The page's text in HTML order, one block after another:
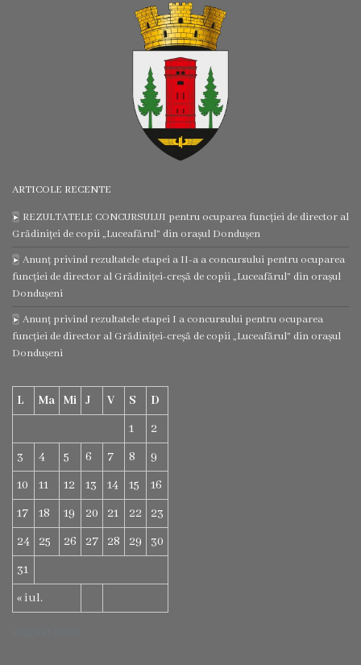
certificatelor
Modele
de
cereri
Media
Video
Contacte
ARTICOLE RECENTE
REZULTATELE CONCURSULUI pentru ocuparea funcției de director al
Grădiniței de copii „Luceafărul” din orașul Dondușen
Anunț privind rezultatele etapei a II-a a concursului pentru ocuparea
funcției de director al Grădiniței-creșă de copii „Luceafărul” din orașul
Dondușeni
Anunț privind rezultatele etapei I a concursului pentru ocuparea
funcției de director al Grădiniței-creșă de copii „Luceafărul” din orașul
Dondușeni
L Ma Mi J V S D
« iul.
1
2
3
4 5 6 7 8
9
10
11 12 13 14 15
16
17
18 19 20 21 22
23
24
25 26 27 28 29
30
31